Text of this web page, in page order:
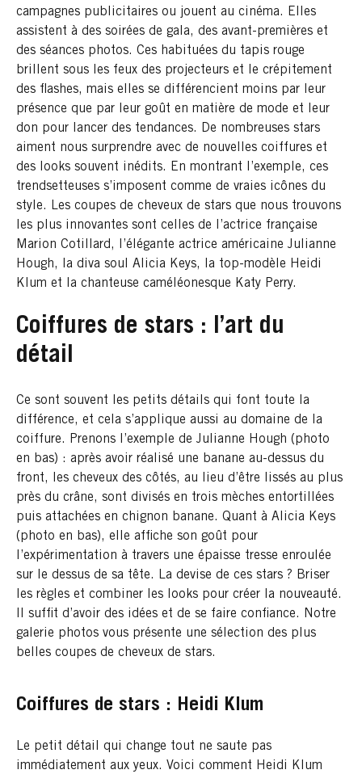
campagnes publicitaires ou jouent au cinéma. Elles
assistent à des soirées de gala, des avant-premières et
des séances photos. Ces habituées du tapis rouge
brillent sous les feux des projecteurs et le crépitement
des flashes, mais elles se différencient moins par leur
présence que par leur goût en matière de mode et leur
don pour lancer des tendances. De nombreuses stars
aiment nous surprendre avec de nouvelles coiffures et
des looks souvent inédits. En montrant l’exemple, ces
trendsetteuses s’imposent comme de vraies icônes du
style. Les coupes de cheveux de stars que nous trouvons
les plus innovantes sont celles de l’actrice française
Marion Cotillard, l’élégante actrice américaine Julianne
Hough, la diva soul Alicia Keys, la top-modèle Heidi
Klum et la chanteuse caméléonesque Katy Perry.
Coiffures de stars : l’art du
détail
Ce sont souvent les petits détails qui font toute la
différence, et cela s’applique aussi au domaine de la
coiffure. Prenons l’exemple de Julianne Hough (photo
en bas) : après avoir réalisé une banane au-dessus du
front, les cheveux des côtés, au lieu d’être lissés au plus
près du crâne, sont divisés en trois mèches entortillées
puis attachées en chignon banane. Quant à Alicia Keys
(photo en bas), elle affiche son goût pour
l’expérimentation à travers une épaisse tresse enroulée
sur le dessus de sa tête. La devise de ces stars ? Briser
les règles et combiner les looks pour créer la nouveauté.
Il suffit d’avoir des idées et de se faire confiance. Notre
galerie photos vous présente une sélection des plus
belles coupes de cheveux de stars.
Coiffures de stars : Heidi Klum
Le petit détail qui change tout ne saute pas
immédiatement aux yeux. Voici comment Heidi Klum